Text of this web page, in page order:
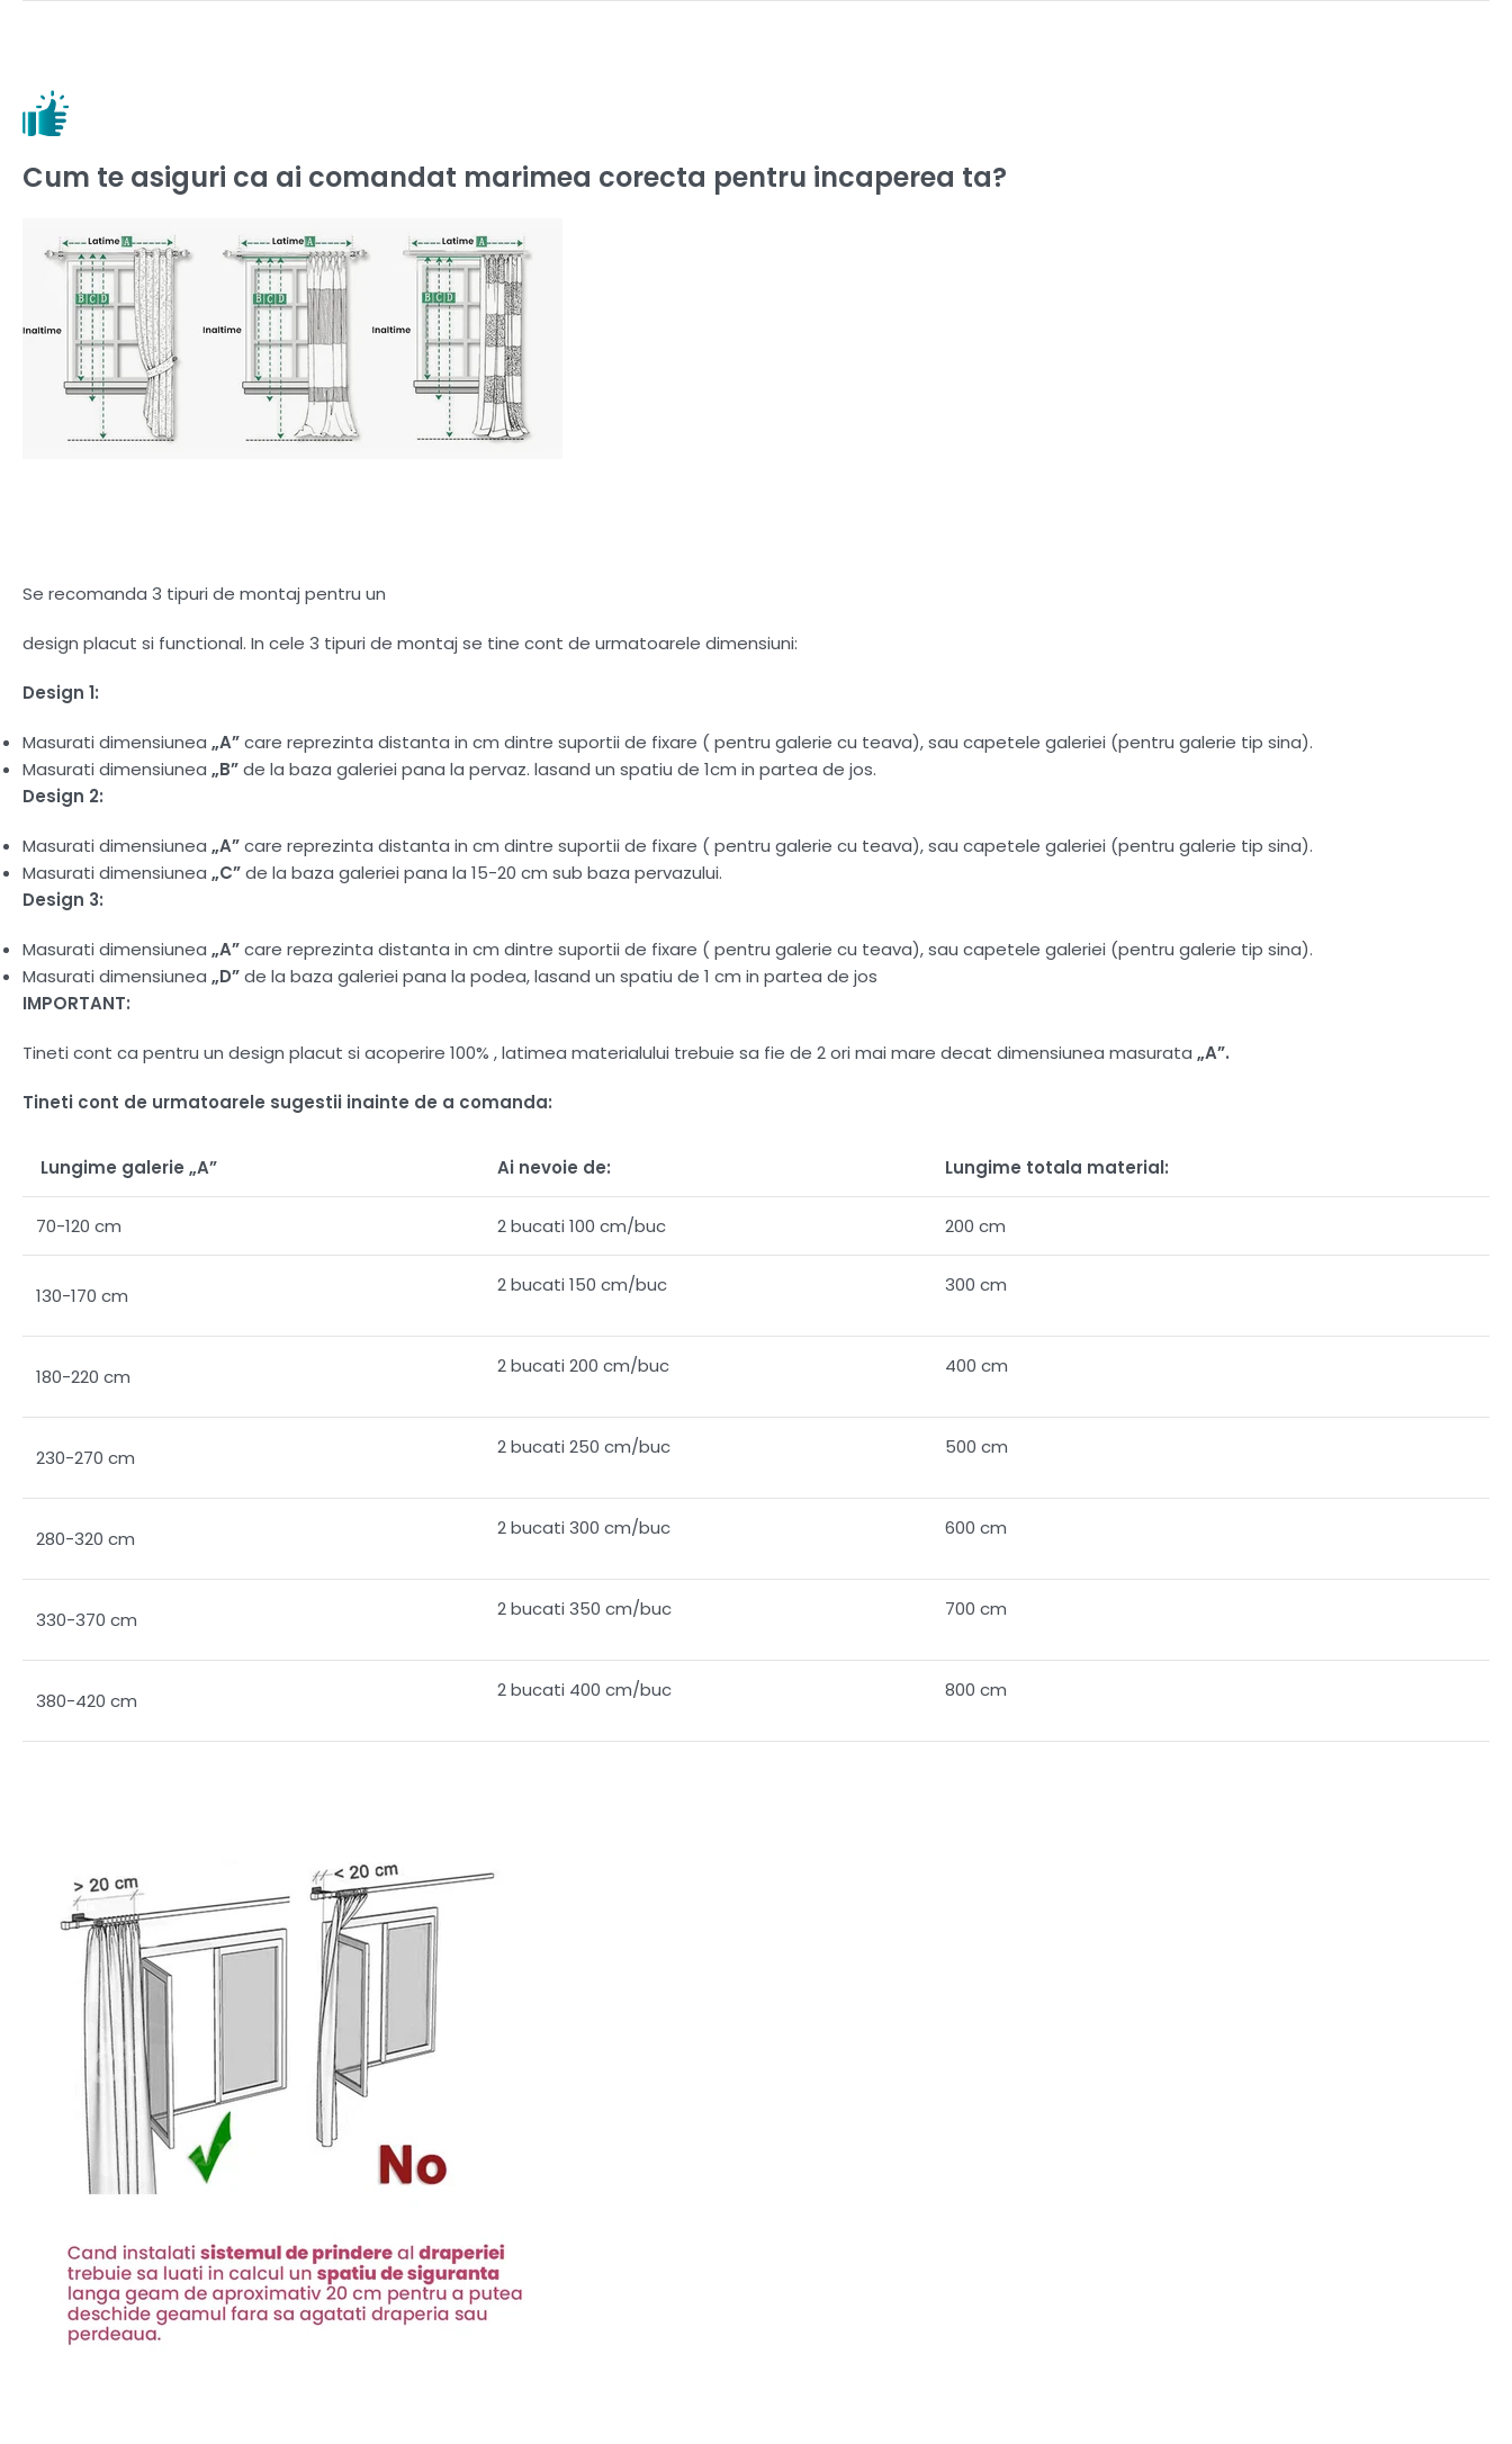
Cum te asiguri ca ai comandat marimea corecta pentru incaperea ta?
Se recomanda 3 tipuri de montaj pentru un
design placut si functional. In cele 3 tipuri de montaj se tine cont de urmatoarele dimensiuni:
Design 1:
Masurati dimensiunea „A”care reprezinta distanta in cm dintre suportii de fixare ( pentru galerie cu teava), sau capetele galeriei (pentru galerie tip sina).
Masurati dimensiunea „B”de la baza galeriei pana la pervaz. lasand un spatiu de 1cm in partea de jos.
Design 2:
Masurati dimensiunea „A”care reprezinta distanta in cm dintre suportii de fixare ( pentru galerie cu teava), sau capetele galeriei (pentru galerie tip sina).
Masurati dimensiunea „C”de la baza galeriei pana la 15-20 cm sub baza pervazului.
Design 3:
Masurati dimensiunea „A”care reprezinta distanta in cm dintre suportii de fixare ( pentru galerie cu teava), sau capetele galeriei (pentru galerie tip sina).
Masurati dimensiunea „D”de la baza galeriei pana la podea, lasand un spatiu de 1 cm in partea de jos
IMPORTANT:
Tineti cont ca pentru un design placut si acoperire 100% , latimea materialului trebuie sa fie de 2 ori mai mare decat dimensiunea masurata „A”.
Tineti cont de urmatoarele sugestii inainte de a comanda:
Lungime galerie „A” Ai nevoie de: Lungime totala material:
70-120 cm 2 bucati 100 cm/buc 200 cm
130-170 cm 2 bucati 150 cm/buc 300 cm
180-220 cm 2 bucati 200 cm/buc 400 cm
230-270 cm 2 bucati 250 cm/buc 500 cm
280-320 cm 2 bucati 300 cm/buc 600 cm
330-370 cm 2 bucati 350 cm/buc 700 cm
380-420 cm 2 bucati 400 cm/buc 800 cm